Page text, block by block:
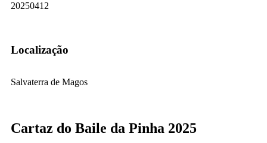
20250412
Localização
Salvaterra de Magos
Cartaz do Baile da Pinha 2025